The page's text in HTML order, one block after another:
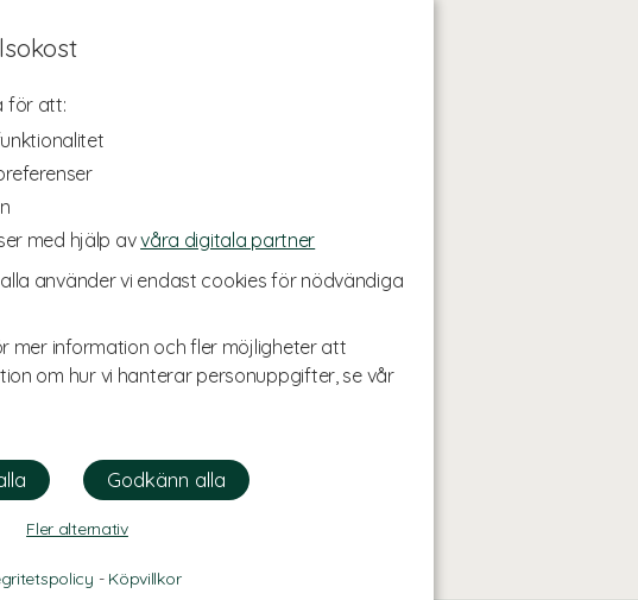
för att:
med hjälp avvåra digitala partner
använder vi endast cookies för nödvändiga
mer information och fler möjligheter att
om hur vi hanterar personuppgifter, se vår
Fler alternativ
- Köpvillkor